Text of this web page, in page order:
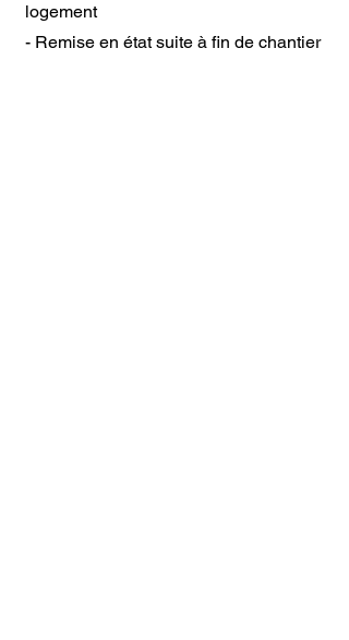
logement
- Remise en état suite à fin de chantier